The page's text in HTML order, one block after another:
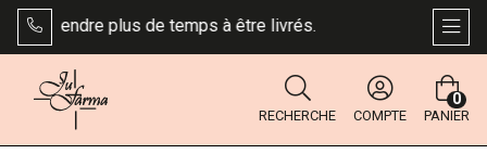
prendre plus de temps à être livrés.
RECHERCHE COMPTE PANIER
0